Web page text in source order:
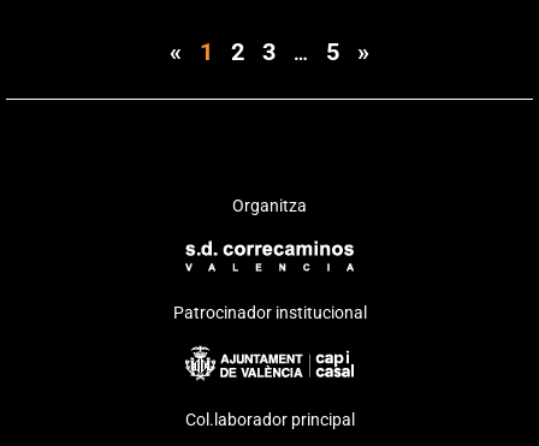
« 1 2 3 … 5 »
Organitza
Patrocinador institucional
Col.laborador principal